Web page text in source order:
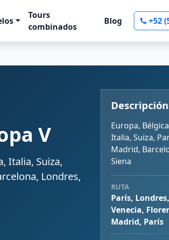
Tours
combinados
Blog +52
V
Italia, Suiza,
Londres,
Europa,
Italia, Suiza,
Madrid,
Siena
RUTA
París,
Venecia,
Madrid, París